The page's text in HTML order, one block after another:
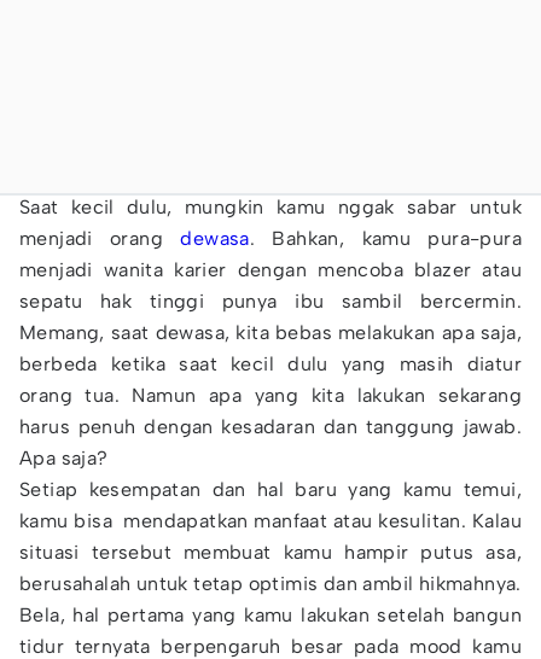
Saat kecil dulu, mungkin kamu nggak sabar untuk
menjadi orangdewasa. Bahkan, kamu pura-pura
menjadi wanita karier dengan mencoba blazer atau
sepatu hak tinggi punya ibu sambil bercermin.
Memang, saat dewasa, kita bebas melakukan apa saja,
berbeda ketika saat kecil dulu yang masih diatur
orang tua. Namun apa yang kita lakukan sekarang
harus penuh dengan kesadaran dan tanggung jawab.
Apa saja?
Setiap kesempatan dan hal baru yang kamu temui,
kamu bisa mendapatkan manfaat atau kesulitan. Kalau
situasi tersebut membuat kamu hampir putus asa,
berusahalah untuk tetap optimis dan ambil hikmahnya.
Bela, hal pertama yang kamu lakukan setelah bangun
tidur ternyata berpengaruh besar pada mood kamu